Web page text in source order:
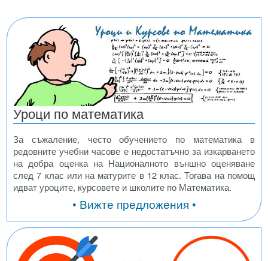
Уроци по математика
За съжаление, често обучението по математика в
редовните учебни часове е недостатъчно за изкарването
на добра оценка на Националното външно оценяване
след 7 клас или на матурите в 12 клас. Тогава на помощ
идват уроците, курсовете и школите по Математика.
• Вижте предложения •